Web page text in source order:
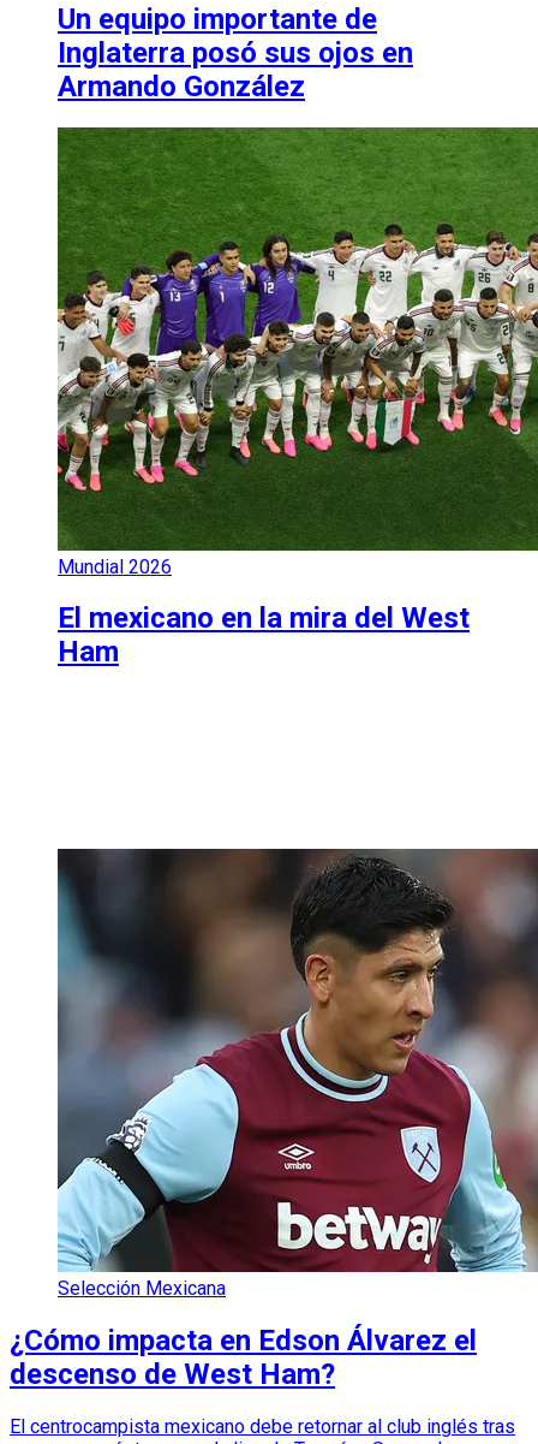
Un equipo importante de
Inglaterra posó sus ojos en
Armando González
Mundial 2026
El mexicano en la mira del West
Ham
Selección Mexicana
¿Cómo impacta en Edson Álvarez el
descenso de West Ham?
El centrocampista mexicano debe retornar al club inglés tras